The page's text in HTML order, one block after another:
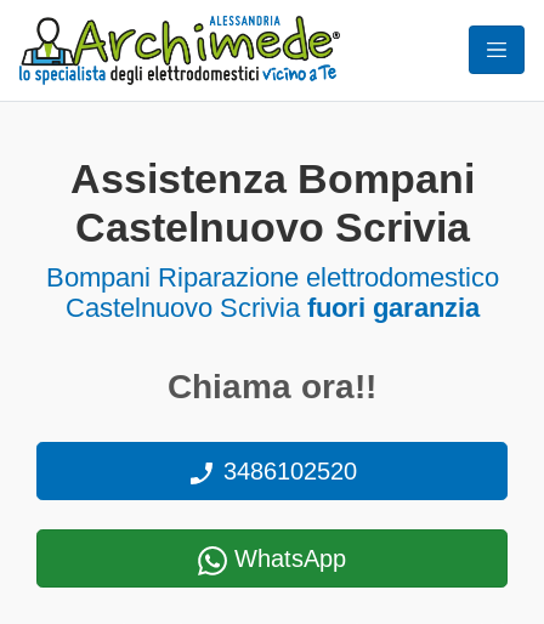
Assistenza Bompani
Castelnuovo Scrivia
Bompani Riparazione elettrodomestico
Castelnuovo Scrivia fuori garanzia
Chiama ora!!
3486102520
WhatsApp